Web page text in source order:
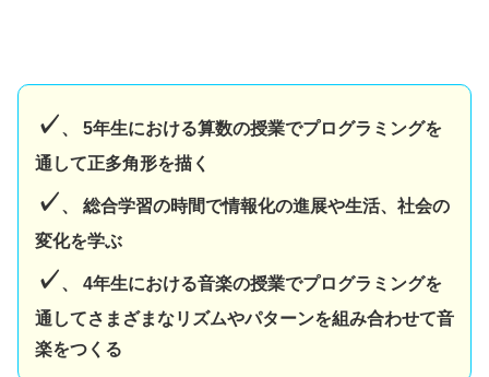
✓、 5年生における算数の授業でプログラミングを
通して正多角形を描く
✓、 総合学習の時間で情報化の進展や生活、社会の
変化を学ぶ
✓、 4年生における音楽の授業でプログラミングを
通してさまざまなリズムやパターンを組み合わせて音
楽をつくる